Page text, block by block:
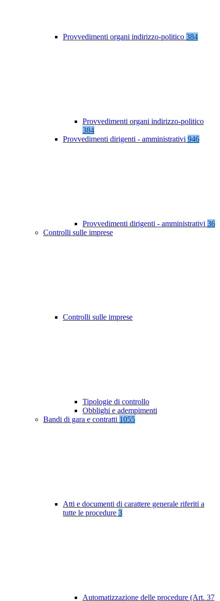
Provvedimenti organi indirizzo-politico 384
Provvedimenti organi indirizzo-politico
384
Provvedimenti dirigenti - amministrativi 946
Provvedimenti dirigenti - amministrativi 36
Controlli sulle imprese
Controlli sulle imprese
Tipologie di controllo
Obblighi e adempimenti
Bandi di gara e contratti 1055
Atti e documenti di carattere generale riferiti a
tutte le procedure 3
Automatizzazione delle procedure (Art. 37